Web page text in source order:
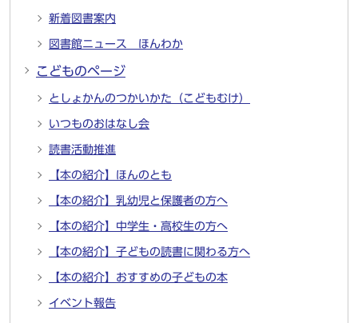
新着図書案内
図書館ニュース ほんわか
こどものページ
としょかんのつかいかた（こどもむけ）
いつものおはなし会
読書活動推進
【本の紹介】ほんのとも
【本の紹介】乳幼児と保護者の方へ
【本の紹介】中学生・高校生の方へ
【本の紹介】子どもの読書に関わる方へ
【本の紹介】おすすめの子どもの本
イベント報告